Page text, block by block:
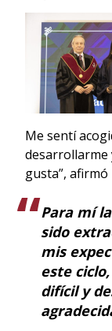
Me sentí
desarrollarme
gusta”,
Para mí
sido
mis
este
difícil y